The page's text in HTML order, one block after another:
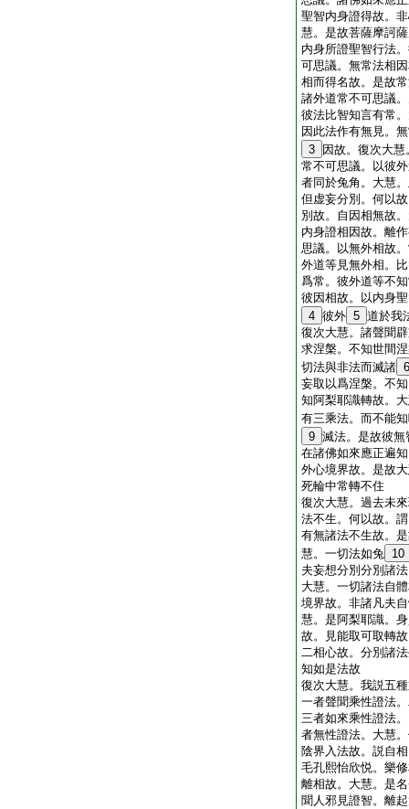
聖智内身證得故。
慧。是故菩薩摩訶
内身所證聖智行法
可思議。無常法相
相而得名故。是故
諸外道常不可思議
彼法比智知言有常
因此法作有無見。
3
因故。復次大
常不可思議。以彼
者同於兔角。大慧
但虚妄分別。何以
別故。自因相無故
内身證相因故。離
思議。以無外相故
外道等見無外相。
爲常。彼外道等不
彼因相故。以内身
4 彼外 5 道於我
復次大慧。諸聲聞
求涅槃。不知世間
切法與非法而滅諸 6
妄取以爲涅槃。不
知阿梨耶識轉故。
有三乘法。而不能
9 滅法。是故彼
在諸佛如來應正遍
外心境界故。是故
死輪中常轉不住
復次大慧。過去未
法不生。何以故。
有無諸法不生故。
慧。一切法如兔 10
夫妄想分別分別諸
大慧。一切諸法自
境界故。非諸凡夫
慧。是阿梨耶識。
故。見能取可取轉
二相心故。分別諸
知如是法故
復次大慧。我説五
一者聲聞乘性證法
三者如來乘性證法
者無性證法。大慧
陰界入法故。説自
毛孔熙怡欣悦。樂
離相故。大慧。是
聞人邪見證智。離